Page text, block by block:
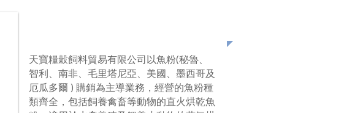
天寶糧穀飼料貿易有限公司以魚粉(秘魯、
智利、南非、毛里塔尼亞、美國、墨西哥及
厄瓜多爾 ) 購銷為主導業務，經營的魚粉種
類齊全，包括飼養禽畜等動物的直火烘乾魚